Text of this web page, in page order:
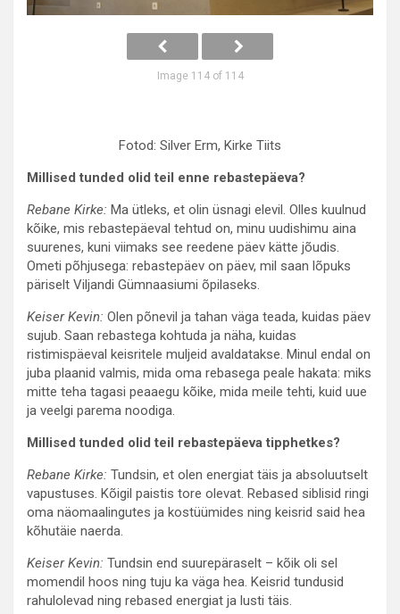
Image 114 of 114
Fotod: Silver Erm, Kirke Tiits
Millised tunded olid teil enne rebastepäeva?
Rebane Kirke: Ma ütleks, et olin üsnagi elevil. Olles kuulnud
kõike, mis rebastepäeval tehtud on, minu uudishimu aina
suurenes, kuni viimaks see reedene päev kätte jõudis.
Ometi põhjusega: rebastepäev on päev, mil saan lõpuks
päriselt Viljandi Gümnaasiumi õpilaseks.
Keiser Kevin: Olen põnevil ja tahan väga teada, kuidas päev
sujub. Saan rebastega kohtuda ja näha, kuidas
ristimispäeval keisritele muljeid avaldatakse. Minul endal on
juba plaanid valmis, mida oma rebasega peale hakata: miks
mitte teha tagasi peaaegu kõike, mida meile tehti, kuid uue
ja veelgi parema noodiga.
Millised tunded olid teil rebastepäeva tipphetkes?
Rebane Kirke: Tundsin, et olen energiat täis ja absoluutselt
vapustuses. Kõigil paistis tore olevat. Rebased siblisid ringi
oma näomaalingutes ja kostüümides ning keisrid said hea
kõhutäie naerda.
Keiser Kevin: Tundsin end suurepäraselt – kõik oli sel
momendil hoos ning tuju ka väga hea. Keisrid tundusid
rahulolevad ning rebased energiat ja lusti täis.